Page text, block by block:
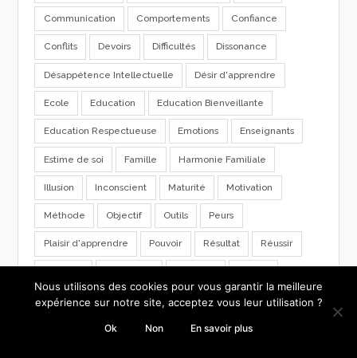
Communication Comportements Confiance
Conflits Devoirs Difficultés Dissonance
Désappétence Intellectuelle Désir d'apprendre
Ecole Education Education Bienveillante
Education Respectueuse Emotions Enseignants
Estime de soi Famille Harmonie Familiale
Illusion Inconscient Maturité Motivation
Méthode Objectif Outils Peurs
Plaisir d'apprendre Pouvoir Résultat Réussir
Échec
Nous utilisons des cookies pour vous garantir la meilleure
expérience sur notre site, acceptez vous leur utilisation ?
Ok Non En savoir plus